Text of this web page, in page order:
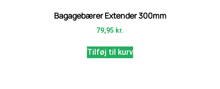
Bagagebærer Extender 300mm
79,95 kr.
Tilføj til kurv